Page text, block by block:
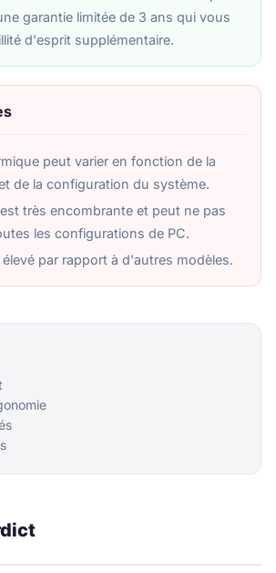
garantie limitée de 3 ans qui vous
d'esprit supplémentaire.
peut varier en fonction de la
de la configuration du système.
très encombrante et peut ne pas
les configurations de PC.
par rapport à d'autres modèles.